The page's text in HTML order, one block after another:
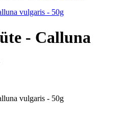
- Calluna
vulgaris - 50g